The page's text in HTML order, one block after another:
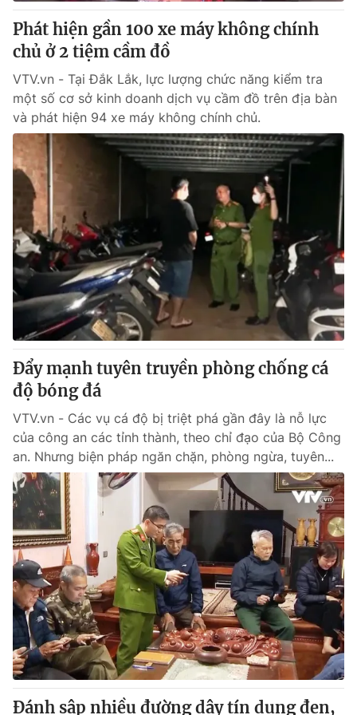
® Cấm sao chép dưới mọi hình thức nếu không có sự chấp
thuận bằng văn bản. Ghi rõ nguồn VTV.vn khi phát hành lại
thông tin từ website này.
Phát hiện gần 100 xe máy không chính
chủ ở 2 tiệm cầm đồ
VTV.vn - Tại Đắk Lắk, lực lượng chức năng kiểm tra
một số cơ sở kinh doanh dịch vụ cầm đồ trên địa bàn
và phát hiện 94 xe máy không chính chủ.
Đẩy mạnh tuyên truyền phòng chống cá
độ bóng đá
VTV.vn - Các vụ cá độ bị triệt phá gần đây là nỗ lực
của công an các tỉnh thành, theo chỉ đạo của Bộ Công
an. Nhưng biện pháp ngăn chặn, phòng ngừa, tuyên...
Đánh sập nhiều đường dây tín dụng đen,